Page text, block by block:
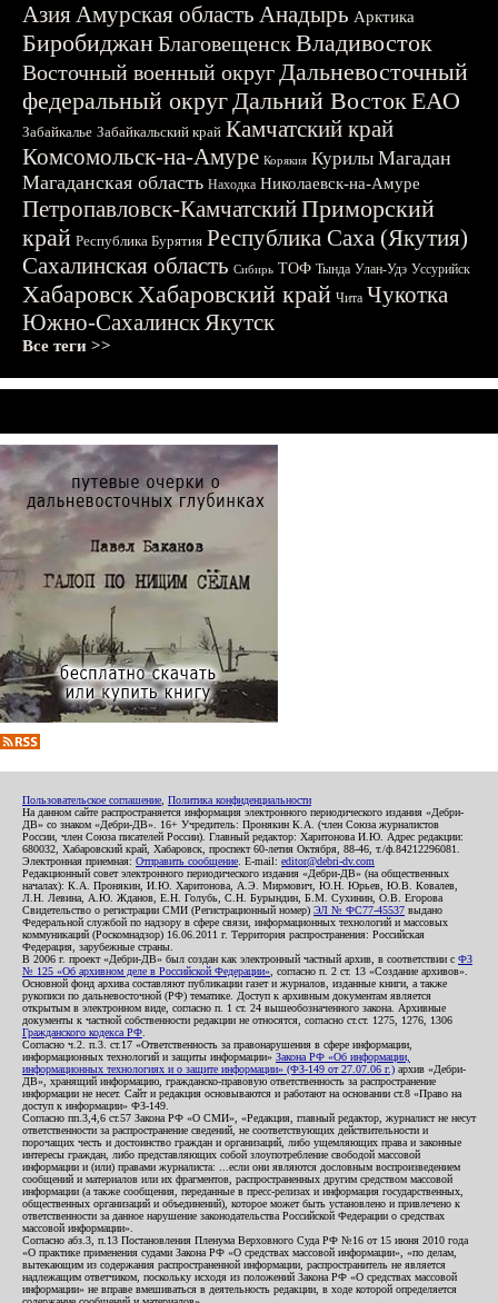
АзияАмурская область Анадырь Арктика
БиробиджанБлаговещенскВладивосток
Восточный военный округДальневосточный
федеральный округДальний ВостокЕАО
Забайкалье Забайкальский край Камчатский край
Комсомольск-на-Амуре Корякия Курилы Магадан
Магаданская область Находка Николаевск-на-Амуре
Петропавловск-КамчатскийПриморский
край Республика Бурятия Республика Саха (Якутия)
Сахалинская область Сибирь ТОФ Тында Улан-Удэ Уссурийск
ХабаровскХабаровский край Чита Чукотка
Южно-СахалинскЯкутск
Все теги >>
Пользовательское соглашение Политика конфиденциальности
На данном сайте распространяется информация электронного периодического издания «Дебри-
ДВ» со знаком «Дебри-ДВ». 16+ Учредитель: Пронякин К.А. (член Союза журналистов
России, член Союза писателей России). Главный редактор: Харитонова И.Ю. Адрес редакции:
680032, Хабаровский край, Хабаровск, проспект 60-летия Октября, 88-46, т./ф.84212296081.
Электронная приемная: Отправить сообщение . E-mail: editor@debri-dv.com
Редакционный совет электронного периодического издания «Дебри-ДВ» (на общественных
началах): К.А. Пронякин, И.Ю. Харитонова, А.Э. Мирмович, Ю.Н. Юрьев, Ю.В. Ковалев,
Л.Н. Левина, А.Ю. Жданов, Е.Н. Голубь, С.Н. Бурындин, Б.М. Сухинин, О.В. Егорова
Свидетельство о регистрации СМИ (Регистрационный номер) ЭЛ № ФС77-45537 выдано
Федеральной службой по надзору в сфере связи, информационных технологий и массовых
коммуникаций (Роскомнадзор) 16.06.2011 г. Территория распространения: Российская
Федерация, зарубежные страны.
В 2006 г. проект «Дебри-ДВ» был создан как электронный частный архив, в соответствии с ФЗ
№ 125 «Об архивном деле в Российской Федерации» , согласно п. 2 ст. 13 «Создание архивов».
Основной фонд архива составляют публикации газет и журналов, изданные книги, а также
рукописи по дальневосточной (РФ) тематике. Доступ к архивным документам является
открытым в электронном виде, согласно п. 1 ст. 24 вышеобозначенного закона. Архивные
документы к частной собственности редакции не относятся, согласно ст.ст. 1275, 1276, 1306
Гражданского кодекса РФ
Согласно ч.2. п.3. ст.17 «Ответственность за правонарушения в сфере информации,
информационных технологий и защиты информации» Закона РФ «Об информации,
информационных технологиях и о защите информации» (ФЗ-149 от 27.07.06 г.) архив «Дебри-
ДВ», хранящий информацию, гражданско-правовую ответственность за распространение
информации не несет. Сайт и редакция основываются и работают на основании ст.8 «Право на
доступ к информации» ФЗ-149.
Согласно пп.3,4,6 ст.57 Закона РФ «О СМИ», «Редакция, главный редактор, журналист не несут
ответственности за распространение сведений, не соответствующих действительности и
порочащих честь и достоинство граждан и организаций, либо ущемляющих права и законные
интересы граждан, либо представляющих собой злоупотребление свободой массовой
информации и (или) правами журналиста: ...если они являются дословным воспроизведением
сообщений и материалов или их фрагментов, распространенных другим средством массовой
информации (а также сообщения, переданные в пресс-релизах и информация государственных,
общественных организаций и объединений), которое может быть установлено и привлечено к
ответственности за данное нарушение законодательства Российской Федерации о средствах
массовой информации».
Согласно абз.3, п.13 Постановления Пленума Верховного Суда РФ №16 от 15 июня 2010 года
«О практике применения судами Закона РФ «О средствах массовой информации», «по делам,
вытекающим из содержания распространенной информации, распространитель не является
надлежащим ответчиком, поскольку исходя из положений Закона РФ «О средствах массовой
информации» не вправе вмешиваться в деятельность редакции, в ходе которой определяется